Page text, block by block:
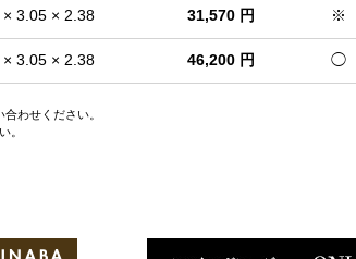
× 3.05 × 2.38 31,570 円 ※
× 3.05 × 2.38 46,200 円 ◯
わせください。
。